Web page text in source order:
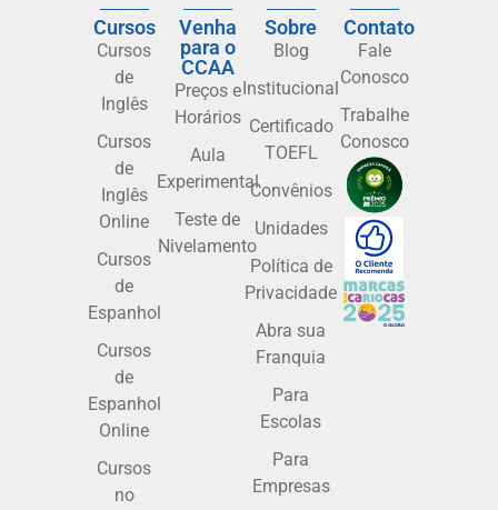
Cursos
Cursos
de
Inglês
Cursos
de
Inglês
Online
Cursos
de
Espanhol
Cursos
de
Espanhol
Online
Cursos
no
Venha
para o
CCAA
Preços e
Horários
Aula
Experimental
Teste de
Nivelamento
Sobre
Blog
Institucional
Certificado
TOEFL
Convênios
Unidades
Política de
Privacidade
Abra sua
Franquia
Para
Escolas
Para
Empresas
Contato
Fale
Conosco
Trabalhe
Conosco